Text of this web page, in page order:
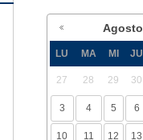
Agosto
LU MA MI JU
27 28 29 30
3 4 5 6
10 11 12 13